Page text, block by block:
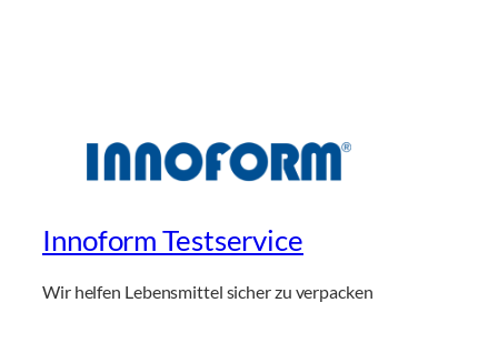
Innoform Testservice
Wir helfen Lebensmittel sicher zu verpacken